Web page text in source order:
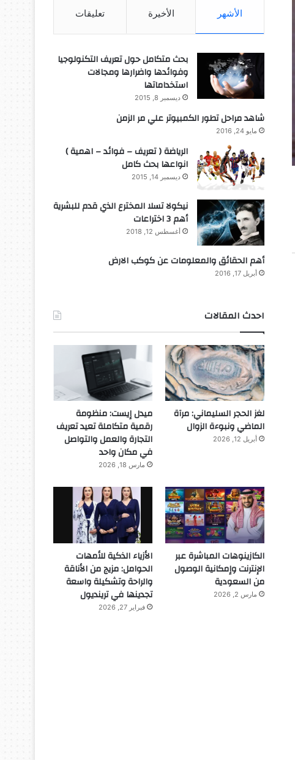
الأشهر الأخيرة تعليقات
بحث متكامل حول تعريف التكنولوجيا
وفوائدها واضرارها ومجالات
استخداماتها
ديسمبر 8, 2015
شاهد مراحل تطور الكمبيوتر علي مر الزمن
مايو 24, 2016
الرياضة ( تعريف – فوائد – اهمية )
انواعها بحث كامل
ديسمبر 14, 2015
نيكولا تسلا المخترع الذي قدم للبشرية
أهم 3 اختراعات
أغسطس 12, 2018
أهم الحقائق والمعلومات عن كوكب الارض
أبريل 17, 2016
احدث المقالات
لغز الحجر السليماني: مرآة
الماضي ونبوءة الزوال
أبريل 12, 2026
ميدل إيست: منظومة
رقمية متكاملة تعيد تعريف
التجارة والعمل والتواصل
في مكان واحد
مارس 18, 2026
الكازينوهات المباشرة عبر
الإنترنت وإمكانية الوصول
من السعودية
مارس 2, 2026
الأزياء الذكية للأمهات
الحوامل: مزيج من الأناقة
والراحة وتشكيلة واسعة
تجدينها في ترينديول
فبراير 27, 2026